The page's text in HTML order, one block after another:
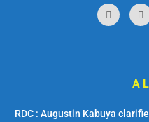
A
RDC : Augustin Kabuya